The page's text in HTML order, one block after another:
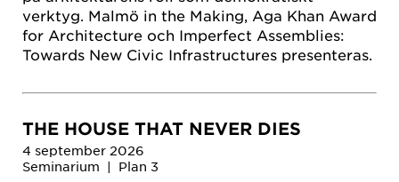
verktyg. Malmö in the Making, Aga Khan Award
for Architecture och Imperfect Assemblies:
Towards New Civic Infrastructures presenteras.
THE HOUSE THAT NEVER DIES
4 september 2026
Seminarium | Plan 3